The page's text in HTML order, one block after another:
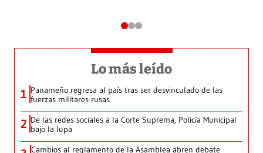
Lo más leído
1 Panameño regresa al país tras ser desvinculado de las
fuerzas militares rusas
2 De las redes sociales a la Corte Suprema, Policía Municipal
bajo la lupa
Cambios al reglamento de la Asamblea abren debate